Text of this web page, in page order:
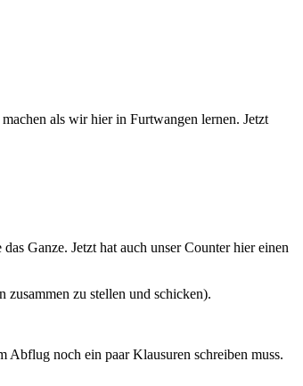
als wir hier in Furtwangen lernen. Jetzt
Ganze. Jetzt hat auch unser Counter hier einen
zusammen zu stellen und schicken).
Abflug noch ein paar Klausuren schreiben muss.